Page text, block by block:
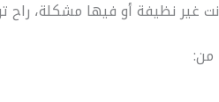
غير نظيفة أو فيها مشكلة،
من: